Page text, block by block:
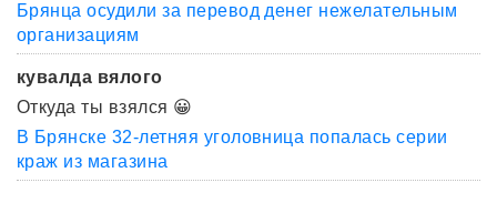
Брянца осудили за перевод денег нежелательным
организациям
кувалда вялого
Откуда ты взялся 😀
В Брянске 32-летняя уголовница попалась серии
краж из магазина